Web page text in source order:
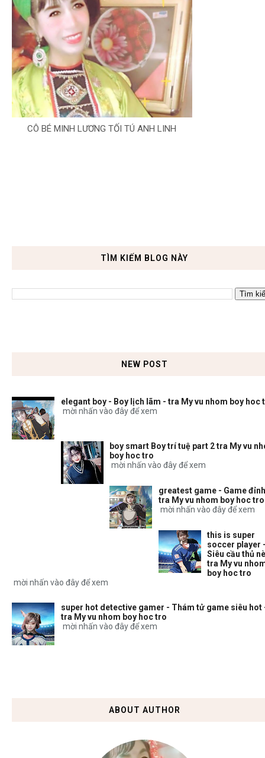
CÔ BÉ MINH LƯƠNG TỐI TÚ ANH LINH
TÌM KIẾM BLOG NÀY
NEW POST
elegant boy - Boy lịch lãm - tra My vu nhom boy hoc
mời nhấn vào đây để xem
boy smart Boy trí tuệ part 2 tra My vu
boy hoc tro
mời nhấn vào đây để xem
greatest game - Game
tra My vu nhom boy hoc tro
mời nhấn vào đây để xem
this is super
soccer player
Siêu cầu thủ
tra My vu
boy hoc tro
mời nhấn vào đây để xem
super hot detective gamer - Thám tử game siêu hot
tra My vu nhom boy hoc tro
mời nhấn vào đây để xem
ABOUT AUTHOR